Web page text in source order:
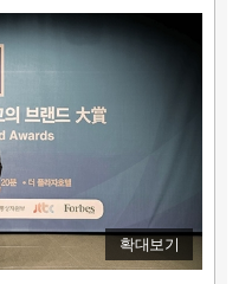
확대보기